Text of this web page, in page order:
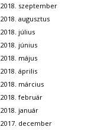
2018. szeptember
2018. augusztus
2018. július
2018. június
2018. május
2018. április
2018. március
2018. február
2018. január
2017. december